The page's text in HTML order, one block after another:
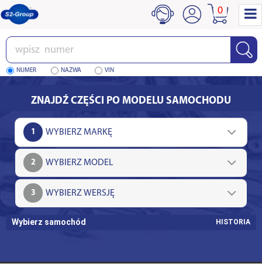
Wpisz
numer
NUMER NAZWA VIN
0
ZNAJDŹ CZĘŚCI PO MODELU SAMOCHODU
1
2
3
Wybierz samochód HISTORIA